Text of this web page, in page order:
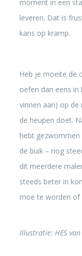
moment in een
leveren. Dat is
kans op kramp.
Heb je moeite de
oefen dan eens
vinnen aan) op
de heupen doet.
hebt
de buik – nog
dit meerdere
steeds beter in
moe te worden of
Illustratie: HES van